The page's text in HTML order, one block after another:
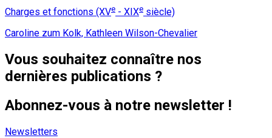
Charges et fonctions (XVe - XIXe siècle)
Caroline zum Kolk, Kathleen Wilson-Chevalier
Vous souhaitez connaître nos
dernières publications ?
Abonnez-vous à notre newsletter !
Newsletters